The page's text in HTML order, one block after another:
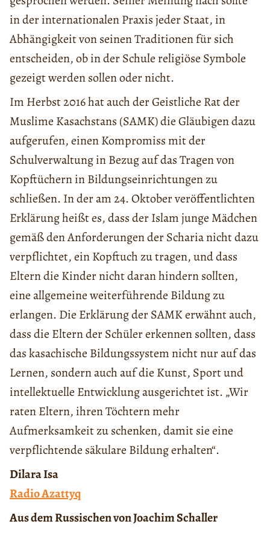
in der internationalen Praxis jeder Staat, in
Abhängigkeit von seinen Traditionen für sich
entscheiden, ob in der Schule religiöse Symbole
gezeigt werden sollen oder nicht.
Im Herbst 2016 hat auch der Geistliche Rat der
Muslime Kasachstans (SAMK) die Gläubigen dazu
aufgerufen, einen Kompromiss mit der
Schulverwaltung in Bezug auf das Tragen von
Kopftüchern in Bildungseinrichtungen zu
schließen. In der am 24. Oktober veröffentlichten
Erklärung heißt es, dass der Islam junge Mädchen
gemäß den Anforderungen der Scharia nicht dazu
verpflichtet, ein Kopftuch zu tragen, und dass
Eltern die Kinder nicht daran hindern sollten,
eine allgemeine weiterführende Bildung zu
erlangen. Die Erklärung der SAMK erwähnt auch,
dass die Eltern der Schüler erkennen sollten, dass
das kasachische Bildungssystem nicht nur auf das
Lernen, sondern auch auf die Kunst, Sport und
intellektuelle Entwicklung ausgerichtet ist. „Wir
raten Eltern, ihren Töchtern mehr
Aufmerksamkeit zu schenken, damit sie eine
verpflichtende säkulare Bildung erhalten“.
Dilara Isa
Radio Azattyq
Aus dem Russischen von Joachim Schaller